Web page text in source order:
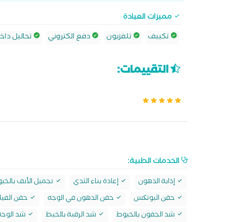
مميزات العيادة
تكييف
تلفزيون دفع الكتروني تحاليل
التقييمات:
الخدمات الطبية:
إذابة الدهون إعادة بناء الثدي تجميل الأنف
حقن البوتکس
حقن الدهون في الوجه حقن
شد الجفون بالخيوط
شد الرقبة بالخيط شد